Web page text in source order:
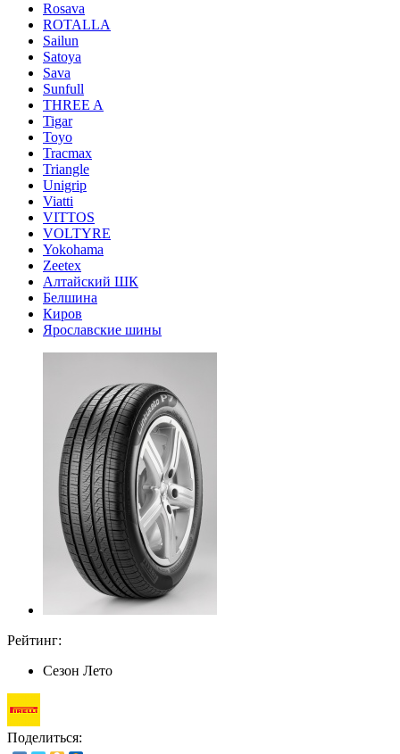
Rosava
ROTALLA
Sailun
Satoya
Sava
Sunfull
THREE A
Tigar
Toyo
Tracmax
Triangle
Unigrip
Viatti
VITTOS
VOLTYRE
Yokohama
Zeetex
Алтайский ШК
Белшина
Киров
Ярославские шины
Рейтинг:
Сезон Лето
Поделиться: